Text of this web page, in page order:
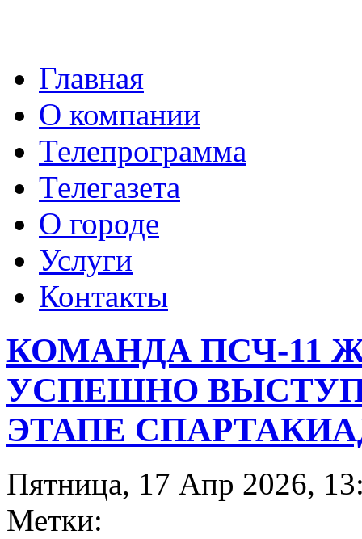
Главная
О компании
Телепрограмма
Телегазета
О городе
Услуги
Контакты
КОМАНДА ПСЧ-11
УСПЕШНО
ЭТАПЕ
Пятница, 17 Апр 2026,
Метки: